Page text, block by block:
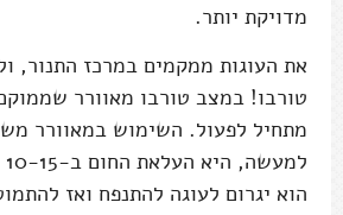
מדויקת יותר.
את העוגות ממקמים במרכז התנור,
טורבו! במצב טורבו מאוורר
מתחיל לפעול. השימוש במאוורר
הוא יגרום לעוגה להתנפח ואז